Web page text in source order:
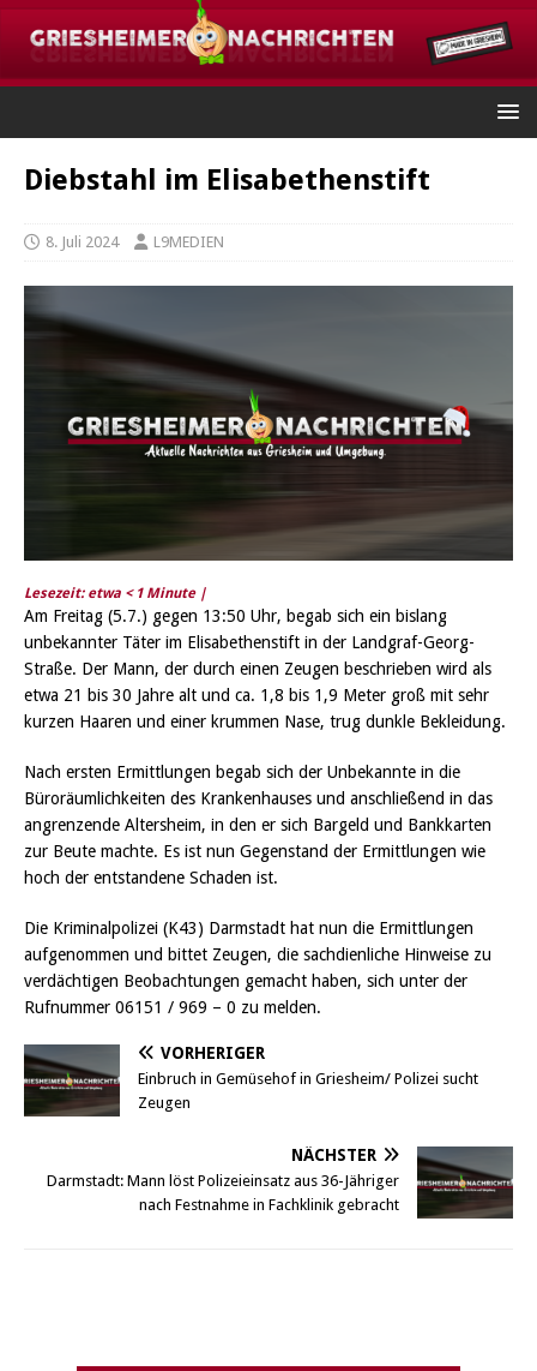
Diebstahl im Elisabethenstift
8. Juli 2024 L9MEDIEN
Lesezeit: etwa < 1 Minute |
Am Freitag (5.7.) gegen 13:50 Uhr, begab sich ein bislang
unbekannter Täter im Elisabethenstift in der Landgraf-Georg-
Straße. Der Mann, der durch einen Zeugen beschrieben wird als
etwa 21 bis 30 Jahre alt und ca. 1,8 bis 1,9 Meter groß mit sehr
kurzen Haaren und einer krummen Nase, trug dunkle Bekleidung.
Nach ersten Ermittlungen begab sich der Unbekannte in die
Büroräumlichkeiten des Krankenhauses und anschließend in das
angrenzende Altersheim, in den er sich Bargeld und Bankkarten
zur Beute machte. Es ist nun Gegenstand der Ermittlungen wie
hoch der entstandene Schaden ist.
Die Kriminalpolizei (K43) Darmstadt hat nun die Ermittlungen
aufgenommen und bittet Zeugen, die sachdienliche Hinweise zu
verdächtigen Beobachtungen gemacht haben, sich unter der
Rufnummer 06151 / 969 – 0 zu melden.
VORHERIGER
Einbruch in Gemüsehof in Griesheim/ Polizei sucht
Zeugen
NÄCHSTER
Darmstadt: Mann löst Polizeieinsatz aus 36-Jähriger
nach Festnahme in Fachklinik gebracht